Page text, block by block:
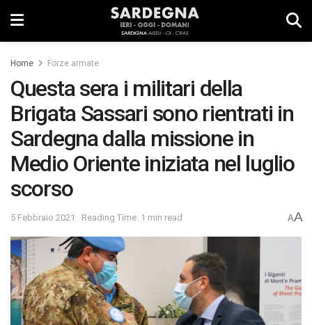
Home Forze armate
Questa sera i militari della
Brigata Sassari sono rientrati in
Sardegna dalla missione in
Medio Oriente iniziata nel luglio
scorso
5 Febbraio 2021 Reading Time: 1 min read AA